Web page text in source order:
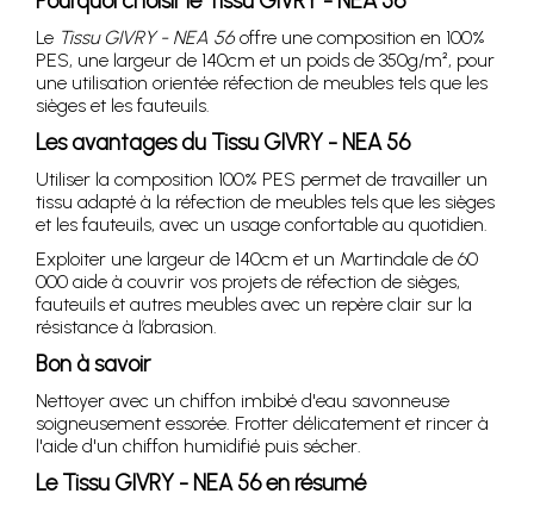
Le Tissu GIVRY - NEA 56 offre une composition en 100%
PES, une largeur de 140cm et un poids de 350g/m², pour
une utilisation orientée réfection de meubles tels que les
sièges et les fauteuils.
Les avantages du Tissu GIVRY - NEA 56
Utiliser la composition 100% PES permet de travailler un
tissu adapté à la réfection de meubles tels que les sièges
et les fauteuils, avec un usage confortable au quotidien.
Exploiter une largeur de 140cm et un Martindale de 60
000 aide à couvrir vos projets de réfection de sièges,
fauteuils et autres meubles avec un repère clair sur la
résistance à l’abrasion.
Bon à savoir
Nettoyer avec un chiffon imbibé d'eau savonneuse
soigneusement essorée. Frotter délicatement et rincer à
l'aide d'un chiffon humidifié puis sécher.
Le Tissu GIVRY - NEA 56 en résumé